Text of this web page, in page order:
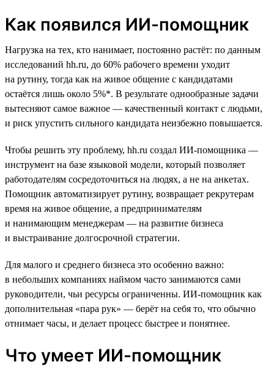
Как появился ИИ-помощник
Нагрузка на тех, кто нанимает, постоянно растёт: по данным
исследований hh.ru, до 60% рабочего времени уходит
на рутину, тогда как на живое общение с кандидатами
остаётся лишь около 5%*. В результате однообразные задачи
вытесняют самое важное — качественный контакт с людьми,
и риск упустить сильного кандидата неизбежно повышается.
Чтобы решить эту проблему, hh.ru создал ИИ-помощника —
инструмент на базе языковой модели, который позволяет
работодателям сосредоточиться на людях, а не на анкетах.
Помощник автоматизирует рутину, возвращает рекрутерам
время на живое общение, а предпринимателям
и нанимающим менеджерам — на развитие бизнеса
и выстраивание долгосрочной стратегии.
Для малого и среднего бизнеса это особенно важно:
в небольших компаниях наймом часто занимаются сами
руководители, чьи ресурсы ограниченны. ИИ-помощник как
дополнительная «пара рук» — берёт на себя то, что обычно
отнимает часы, и делает процесс быстрее и понятнее.
Что умеет ИИ-помощник